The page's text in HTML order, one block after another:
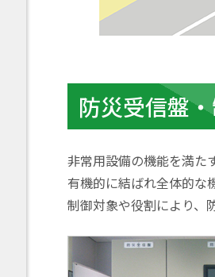
防災受信盤
非常用設備の機能を満た
有機的に結ばれ全体的な
制御対象や役割により、